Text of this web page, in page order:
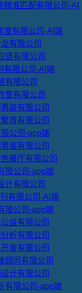
准匹配有限公司-AI
室有限公司-AI端
有限公司
链有限公司
有限公司-AI端
有限公司
室有限公司
装有限公司
育有限公司
公司-app端
装有限公司
餐厅有限公司
限公司-app端
计有限公司
有限公司-AI端
限公司-app端
益有限公司
析有限公司
发有限公司
顾问有限公司
计有限公司
有限公司-app端